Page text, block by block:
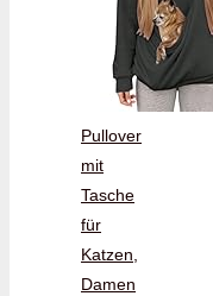
Pullover
mit
Tasche
für
Katzen,
Damen